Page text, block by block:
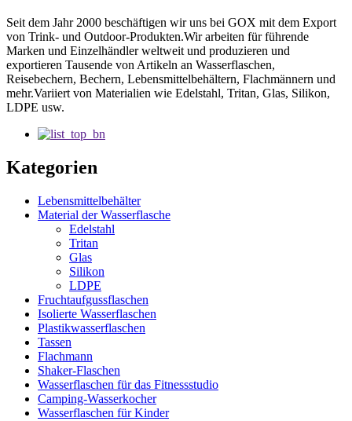
Seit dem Jahr 2000 beschäftigen wir uns bei GOX mit dem Export
von Trink- und Outdoor-Produkten.Wir arbeiten für führende
Marken und Einzelhändler weltweit und produzieren und
exportieren Tausende von Artikeln an Wasserflaschen,
Reisebechern, Bechern, Lebensmittelbehältern, Flachmännern und
mehr.Variiert von Materialien wie Edelstahl, Tritan, Glas, Silikon,
LDPE usw.
Kategorien
Lebensmittelbehälter
Material der Wasserflasche
Edelstahl
Tritan
Glas
Silikon
LDPE
Fruchtaufgussflaschen
Isolierte Wasserflaschen
Plastikwasserflaschen
Tassen
Flachmann
Shaker-Flaschen
Wasserflaschen für das Fitnessstudio
Camping-Wasserkocher
Wasserflaschen für Kinder